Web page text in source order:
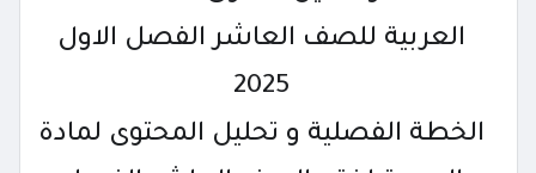
العربية للصف العاشر الفصل الاول
2025
الخطة الفصلية و تحليل المحتوى لمادة